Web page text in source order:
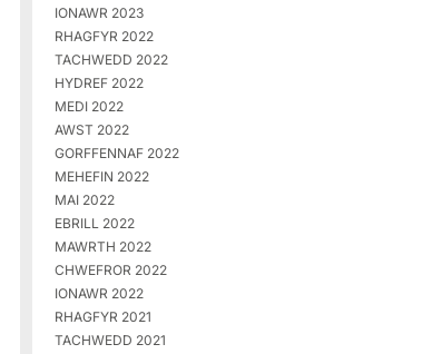
IONAWR 2023
RHAGFYR 2022
TACHWEDD 2022
HYDREF 2022
MEDI 2022
AWST 2022
GORFFENNAF 2022
MEHEFIN 2022
MAI 2022
EBRILL 2022
MAWRTH 2022
CHWEFROR 2022
IONAWR 2022
RHAGFYR 2021
TACHWEDD 2021